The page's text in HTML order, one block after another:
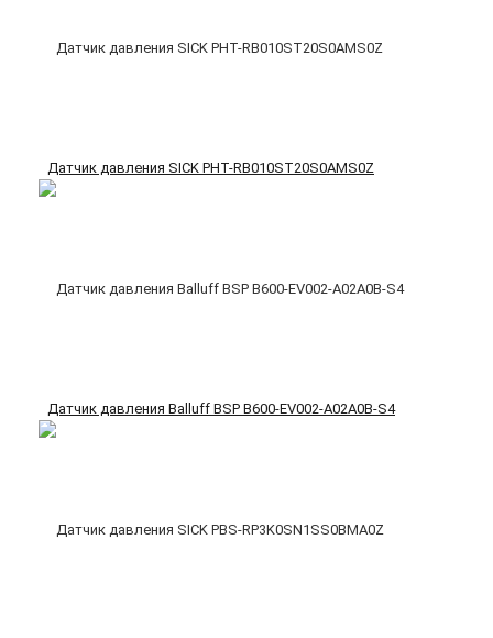
Датчик давления SICK PHT-RB010ST20S0AMS0Z
Датчик давления Balluff BSP B600-EV002-A02A0B-S4